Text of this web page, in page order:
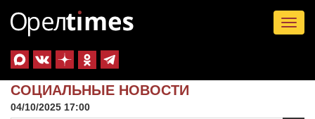
СОЦИАЛЬНЫЕ НОВОСТИ
04/10/2025 17:00